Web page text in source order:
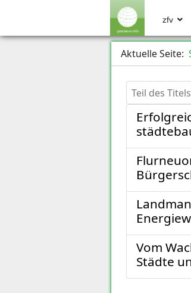
zfv
Aktuelle Seite:
Teil des Titels
Vom
Städte